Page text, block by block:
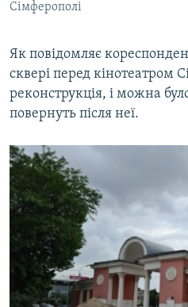
Сімферополі
Як повідомляє
сквері перед кінотеатром
реконструкція, і можна
повернуть після неї.